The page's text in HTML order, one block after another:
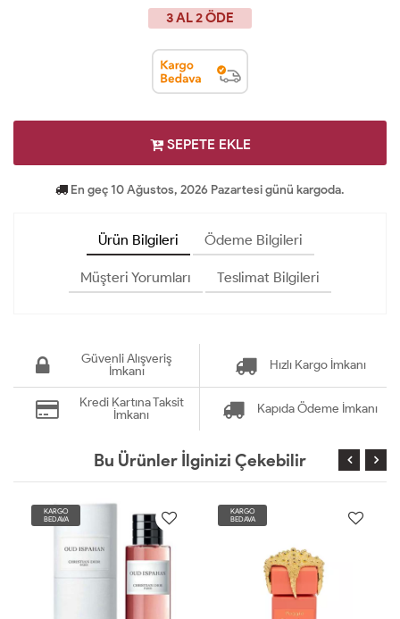
3 AL 2 ÖDE
SEPETE EKLE
En geç 10 Ağustos, 2026 Pazartesi günü kargoda.
Ürün Bilgileri Ödeme Bilgileri
Müşteri Yorumları Teslimat Bilgileri
Güvenli Alışveriş
İmkanı
Hızlı Kargo İmkanı
Kredi Kartına Taksit
İmkanı
Kapıda Ödeme İmkanı
Bu Ürünler İlginizi Çekebilir
KARGO
BEDAVA
KARGO
BEDAVA